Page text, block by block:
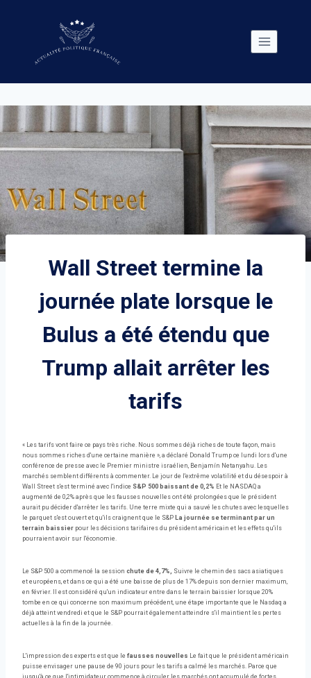
Wall Street termine la
journée plate lorsque le
Bulus a été étendu que
Trump allait arrêter les
tarifs
« Les tarifs vont faire ce pays très riche. Nous sommes déjà riches de toute façon, mais
nous sommes riches d'une certaine manière », a déclaré Donald Trump ce lundi lors d'une
conférence de presse avec le Premier ministre israélien, Benjamín Netanyahu. Les
marchés semblent différents à commenter. Le jour de l'extrême volatilité et du désespoir à
Wall Street s'est terminé avec l'indice S&P 500 baissant de 0,2% Et le NASDAQ a
augmenté de 0,2% après que les fausses nouvelles ont été prolongées que le président
aurait pu décider d'arrêter les tarifs. Une terre mixte qui a sauvé les chutes avec lesquelles
le parquet s'est ouvert et qu'ils craignent que le S&P La journée se terminant par un
terrain baissier pour les décisions tarifaires du président américain et les effets qu'ils
pourraient avoir sur l'économie.
Le S&P 500 a commencé la session chute de 4,7%, Suivre le chemin des sacs asiatiques
et européens, et dans ce qui a été une baisse de plus de 17% depuis son dernier maximum,
en février. Il est considéré qu'un indicateur entre dans le terrain baissier lorsque 20%
tombe en ce qui concerne son maximum précédent, une étape importante que le Nasdaq a
déjà atteint vendredi et que le S&P pourrait également atteindre s'il maintient les pertes
actuelles à la fin de la journée.
L'impression des experts est que le fausses nouvelles Le fait que le président américain
puisse envisager une pause de 90 jours pour les tarifs a calmé les marchés. Parce que